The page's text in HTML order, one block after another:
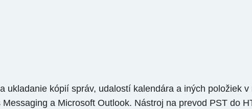
kópií správ, udalostí kalendára a iných položiek v
a Microsoft Outlook. Nástroj na prevod PST do